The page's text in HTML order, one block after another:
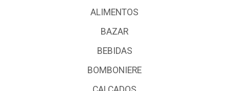
ALIMENTOS
BAZAR
BEBIDAS
BOMBONIERE